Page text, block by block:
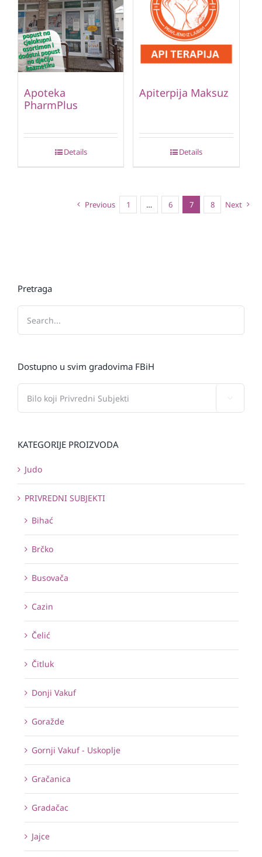
Apoteka
PharmPlus
Details
Apiterpija Maksuz
Details
Previous 1 … 6 7 8 Next
Pretraga
Dostupno u svim gradovima FBiH
KATEGORIJE PROIZVODA
Judo
PRIVREDNI SUBJEKTI
Bihać
Brčko
Busovača
Cazin
Čelić
Čitluk
Donji Vakuf
Goražde
Gornji Vakuf - Uskoplje
Gračanica
Gradačac
Jajce